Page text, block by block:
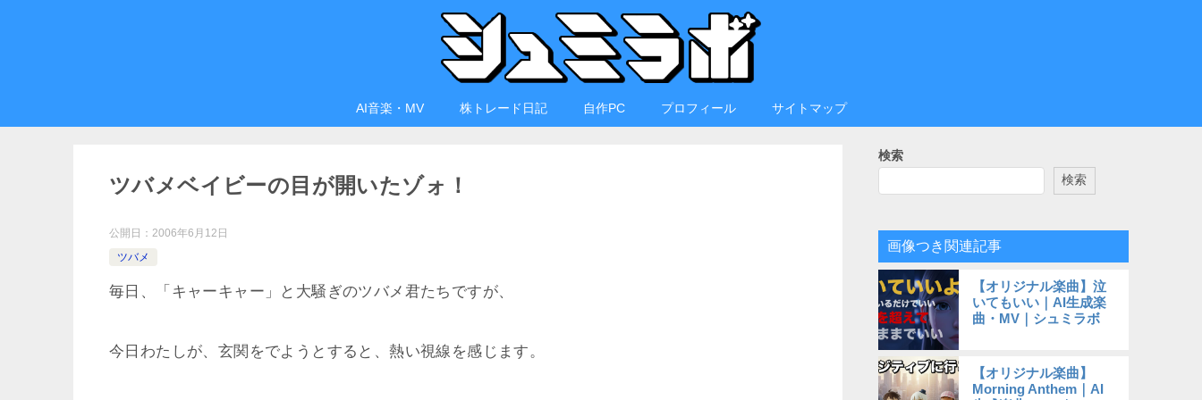
AI音楽・MV 株トレード日記 自作PC プロフィール サイトマップ
ツバメベイビーの目が開いたゾォ！
公開日： 2006年6月12日
ツバメ
毎日、「キャーキャー」と大騒ぎのツバメ君たちですが、
今日わたしが、玄関をでようとすると、熱い視線を感じます。
検索
検索
画像つき関連記事
【オリジナル楽曲】泣
いてもいい｜AI生成楽
曲・MV｜シュミラボ
【オリジナル楽曲】
Morning Anthem｜AI